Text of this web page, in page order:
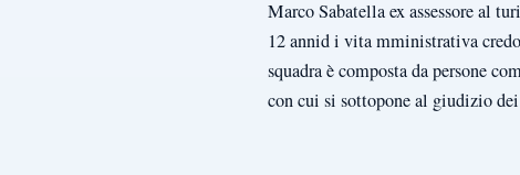
Marco Sabatella ex assessore al
12 annid i vita mministrativa
squadra è composta da persone
con cui si sottopone al giudizio